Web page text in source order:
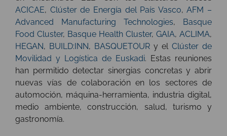
ACICAE, Clúster de Energía del País Vasco,AFM –
Advanced Manufacturing Technologies, Basque
Food Cluster, Basque Health Cluster, GAIA, ACLIMA,
HEGAN, BUILD:INN, BASQUETOUR y el Clúster de
Movilidad y Logística de Euskadi. Estas reuniones
han permitido detectar sinergias concretas y abrir
nuevas vías de colaboración en los sectores de
automoción, máquina-herramienta, industria digital,
medio ambiente, construcción, salud, turismo y
gastronomía.